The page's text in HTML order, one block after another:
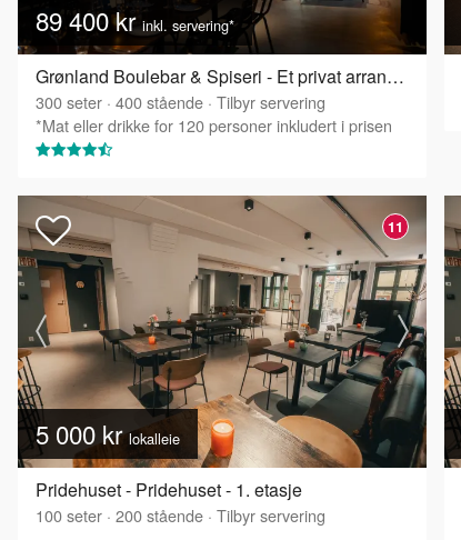
89 400 krinkl. servering*
Grønland Boulebar & Spiseri - Et privat arrangement for stor gruppe!
300seter · 400stående · Tilbyr servering
*Mat eller drikke for 120 personer inkludert i prisen
11
5 000 krlokalleie
Pridehuset - Pridehuset - 1. etasje
100seter · 200stående · Tilbyr servering